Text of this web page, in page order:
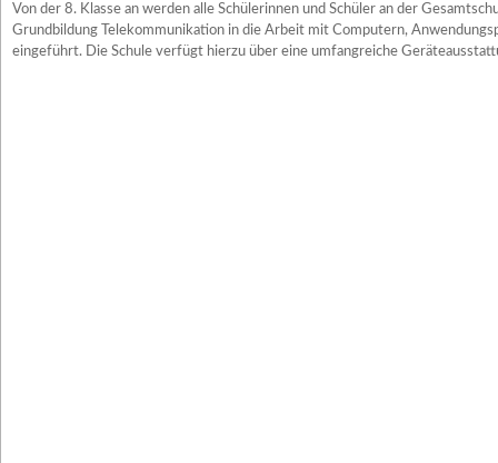
Von der 8. Klasse an werden alle Schülerinnen und Schüler an der
Grundbildung Telekommunikation in die Arbeit mit Computern,
eingeführt. Die Schule verfügt hierzu über eine umfangreiche